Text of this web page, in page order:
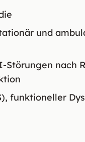
und
Störungen nach
funktioneller